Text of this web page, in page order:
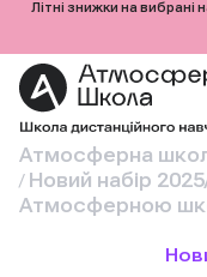
Літні знижки на вибрані
Атмосферна
/ Новий набір
Атмосферною